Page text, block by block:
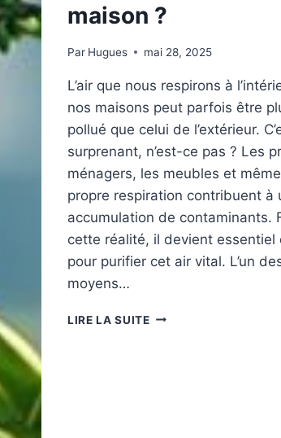
maison ?
Par Hugues mai 28, 2025
L’air que nous respirons à
nos maisons peut parfois être
pollué que celui de l’extérieur.
surprenant, n’est-ce pas ? Les
ménagers, les meubles et
propre respiration contribuent à
accumulation de contaminants.
cette réalité, il devient essentiel
pour purifier cet air vital. L’un
moyens…
LIRE LA SUITEQUEL